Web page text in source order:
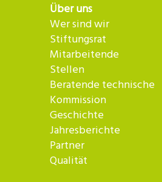
Über uns
Wer sind wir
Stiftungsrat
Mitarbeitende
Stellen
Beratende technische
Kommission
Geschichte
Jahresberichte
Partner
Qualität